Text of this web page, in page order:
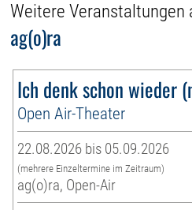
Weitere Veranstaltungen
ag(o)ra
Ich denk schon wieder
Open Air-Theater
22.08.2026 bis 05.09.2026
(mehrere Einzeltermine im Zeitraum)
ag(o)ra, Open-Air